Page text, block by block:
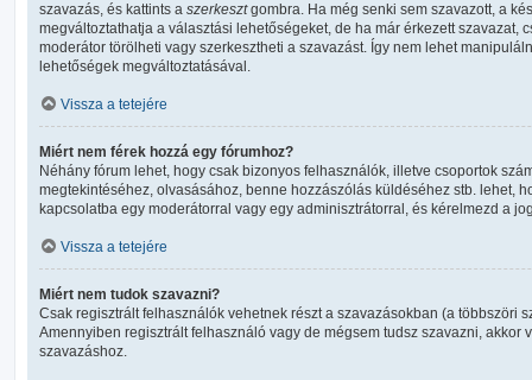
szavazás, és kattints a szerkesztgombra. Ha még senki sem szavazott, a
megváltoztathatja a választási lehetőségeket, de ha már érkezett szavazat,
moderátor törölheti vagy szerkesztheti a szavazást. Így nem lehet
lehetőségek megváltoztatásával.
Vissza a tetejére
Miért nem férek hozzá egy fórumhoz?
Néhány fórum lehet, hogy csak bizonyos felhasználók, illetve csoportok
megtekintéséhez, olvasásához, benne hozzászólás küldéséhez stb. lehet,
kapcsolatba egy moderátorral vagy egy adminisztrátorral, és kérelmezd a
Vissza a tetejére
Miért nem tudok szavazni?
Csak regisztrált felhasználók vehetnek részt a szavazásokban (a többszöri
Amennyiben regisztrált felhasználó vagy de mégsem tudsz szavazni, akkor
szavazáshoz.